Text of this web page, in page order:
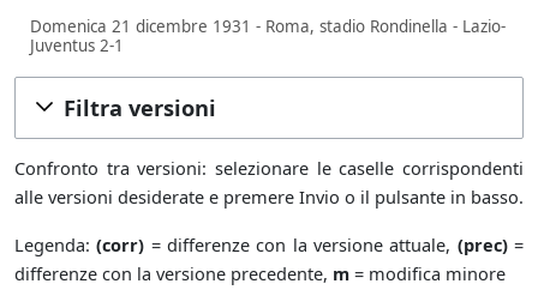
Domenica 21 dicembre 1931 - Roma, stadio Rondinella - Lazio-
Juventus 2-1
Filtra versioni
Confronto tra versioni: selezionare le caselle corrispondenti
alle versioni desiderate e premere Invio o il pulsante in basso.
Legenda:(corr) = differenze con la versione attuale, (prec)=
differenze con la versione precedente, m = modifica minore